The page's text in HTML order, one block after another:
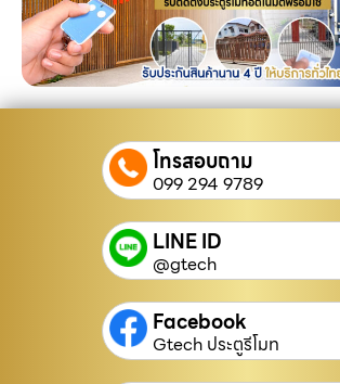
โทรสอบถาม
099 294 9789
LINE ID
@gtech
Facebook
Gtech ประตูรีโมท